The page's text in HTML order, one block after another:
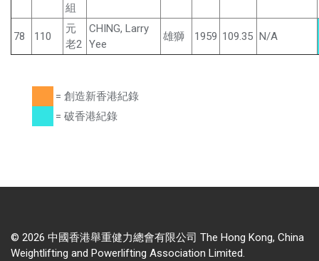
組
78 110
元
老2
CHING, Larry
Yee
雄獅 1959 109.35 N/A
= 創造新香港紀錄
= 破香港紀錄
© 2026 中國香港舉重健力總會有限公司 The Hong Kong, China
Weightlifting and Powerlifting Association Limited.